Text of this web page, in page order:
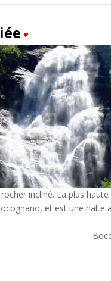
incliné. La plus
et est une halte